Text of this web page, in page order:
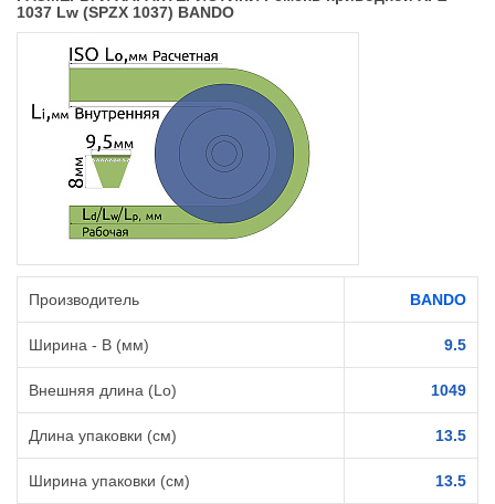
1037 Lw (SPZX 1037) BANDO
Производитель BANDO
Ширина - B (мм) 9.5
Внешняя длина (Lo) 1049
Длина упаковки (см) 13.5
Ширина упаковки (см) 13.5